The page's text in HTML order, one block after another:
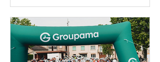
Jean Jaurès 81400 CARMAUX Départ :
11H00, idem Arrivée prévue : 12H50
Podium Protocolaire : 13H00
REGLEMENTS : Course ouverte aux